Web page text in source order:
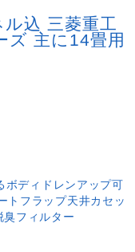
込 三菱重工
ズ 主に14畳用
ボディ ドレンアップ可
トフラップ天井カセッ
臭フィルター